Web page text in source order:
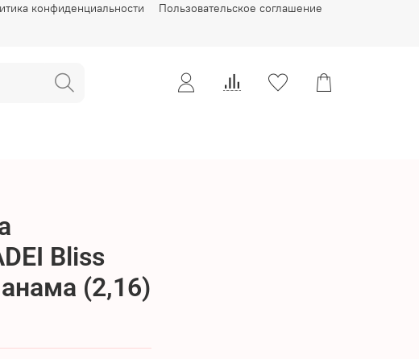
конфиденциальности Пользовательское соглашение
Bliss
(2,16)